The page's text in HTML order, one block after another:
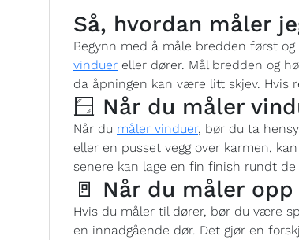
Så, hvordan måler
Begynn med å måle bredden først
vinduer eller dører. Mål bredden og
da åpningen kan være litt skjev. Hvis
🪟 Når du måler
Når du måler vinduer, bør du ta
eller en pusset vegg over karmen,
senere kan lage en fin finish rundt
🚪 Når du måler
Hvis du måler til dører, bør du være
en innadgående dør. Det gjør en